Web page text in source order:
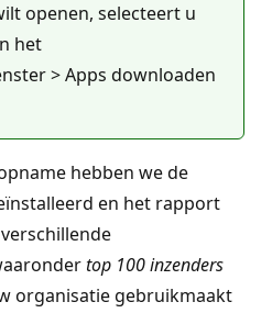
openen, selecteert u
het
> Apps downloaden
hebben we de
en het rapport
top 100 inzenders
organisatie gebruikmaakt